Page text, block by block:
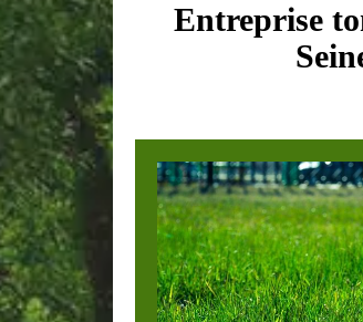
Entreprise